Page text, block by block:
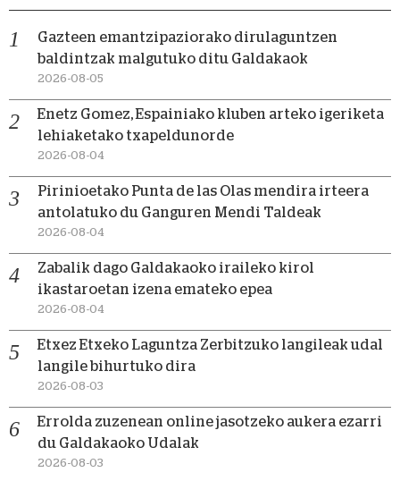
Gazteen emantzipaziorako dirulaguntzen
baldintzak malgutuko ditu Galdakaok
2026-08-05
Enetz Gomez, Espainiako kluben arteko igeriketa
lehiaketako txapeldunorde
2026-08-04
Pirinioetako Punta de las Olas mendira irteera
antolatuko du Ganguren Mendi Taldeak
2026-08-04
Zabalik dago Galdakaoko iraileko kirol
ikastaroetan izena emateko epea
2026-08-04
Etxez Etxeko Laguntza Zerbitzuko langileak udal
langile bihurtuko dira
2026-08-03
Errolda zuzenean online jasotzeko aukera ezarri
du Galdakaoko Udalak
2026-08-03